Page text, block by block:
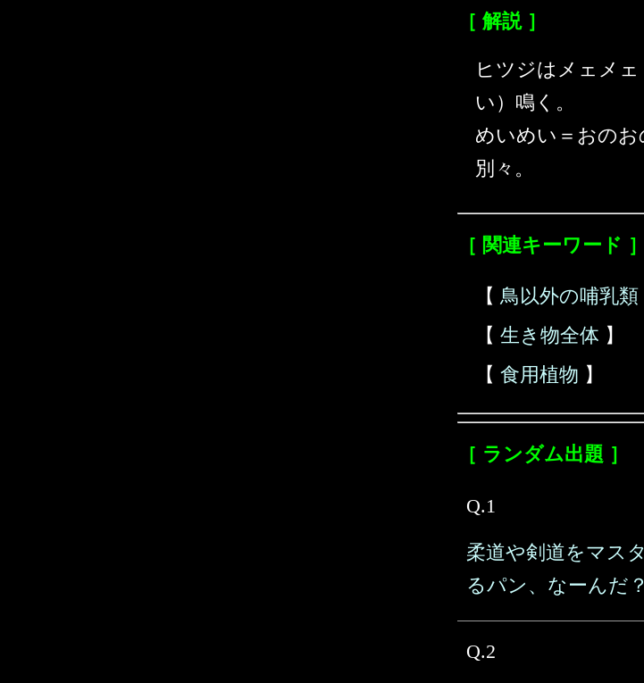
［ 解説 ］
ヒツジはメェメ
い）鳴く。
めいめい＝おのお
別々。
［ 関連キーワード ］
【 鳥以外の哺乳類
【 生き物全体 】
【 食用植物 】
［ ランダム出題 ］
Q.1
柔道や剣道をマス
るパン、なーんだ？
Q.2